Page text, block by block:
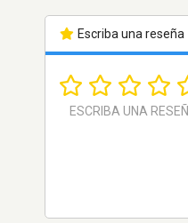
Escriba una reseña